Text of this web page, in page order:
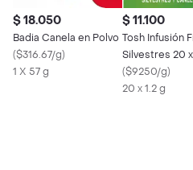
$ 18.050
Badia Canela en Polvo
($316.67/g)
1 X 57 g
$ 11.100
Tosh Infusión
Silvestres 20 x
($9250/g)
20 x 1.2 g